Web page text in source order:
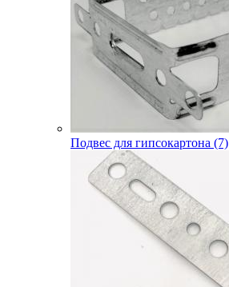
Подвес для гипсокартона (7)